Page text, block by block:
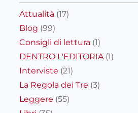
Attualità (17)
Blog (99)
Consigli di lettura (1)
DENTRO L'EDITORIA(1)
Interviste (21)
La Regola dei Tre (3)
Leggere (55)